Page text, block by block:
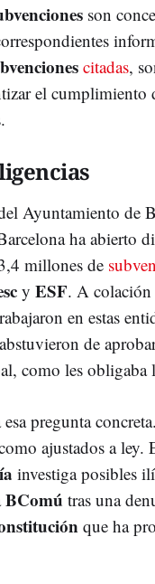
son
citadas,
el cumplimiento
Ayuntamiento de
ha abierto
millones de
y ESF. A colación
en estas
de
como les obligaba
pregunta
ajustados a ley.
investiga posibles
BComú tras una
que ha